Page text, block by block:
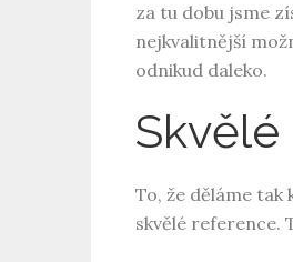
za tu dobu jsme
nejkvalitnější
odnikud daleko.
To, že děláme
skvělé reference.